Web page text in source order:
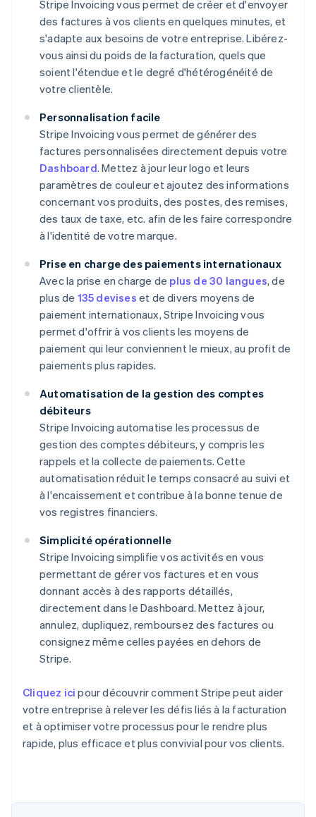
Stripe Invoicing vous permet de créer et d'envoyer
des factures à vos clients en quelques minutes, et
s'adapte aux besoins de votre entreprise. Libérez-
vous ainsi du poids de la facturation, quels que
soient l'étendue et le degré d'hétérogénéité de
votre clientèle.
Personnalisation facile
Stripe Invoicing vous permet de générer des
factures personnalisées directement depuis votre
Dashboard. Mettez à jour leur logo et leurs
paramètres de couleur et ajoutez des informations
concernant vos produits, des postes, des remises,
des taux de taxe, etc. afin de les faire correspondre
à l'identité de votre marque.
Prise en charge des paiements internationaux
Avec la prise en charge de plus de 30 langues, de
plus de 135 devises et de divers moyens de
paiement internationaux, Stripe Invoicing vous
permet d'offrir à vos clients les moyens de
paiement qui leur conviennent le mieux, au profit de
paiements plus rapides.
Automatisation de la gestion des comptes
débiteurs
Stripe Invoicing automatise les processus de
gestion des comptes débiteurs, y compris les
rappels et la collecte de paiements. Cette
automatisation réduit le temps consacré au suivi et
à l'encaissement et contribue à la bonne tenue de
vos registres financiers.
Simplicité opérationnelle
Stripe Invoicing simplifie vos activités en vous
permettant de gérer vos factures et en vous
donnant accès à des rapports détaillés,
directement dans le Dashboard. Mettez à jour,
annulez, dupliquez, remboursez des factures ou
consignez même celles payées en dehors de
Stripe.
Cliquez ici pour découvrir comment Stripe peut aider
votre entreprise à relever les défis liés à la facturation
et à optimiser votre processus pour le rendre plus
rapide, plus efficace et plus convivial pour vos clients.
DeutschEnglish